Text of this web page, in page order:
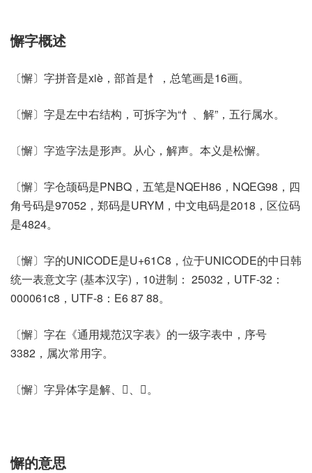
懈字概述
〔懈〕字拼音是xiè，部首是忄，总笔画是16画。
〔懈〕字是左中右结构，可拆字为“忄、解”，五行属水。
〔懈〕字造字法是形声。从心，解声。本义是松懈。
〔懈〕字仓颉码是PNBQ，五笔是NQEH86，NQEG98，四
角号码是97052，郑码是URYM，中文电码是2018，区位码
是4824。
〔懈〕字的UNICODE是U+61C8，位于UNICODE的中日韩
统一表意文字 (基本汉字)，10进制： 25032，UTF-32：
000061c8，UTF-8：E6 87 88。
〔懈〕字在《通用规范汉字表》的一级字表中，序号
3382，属次常用字。
〔懈〕字异体字是解、𠢲、𢢣。
懈的意思